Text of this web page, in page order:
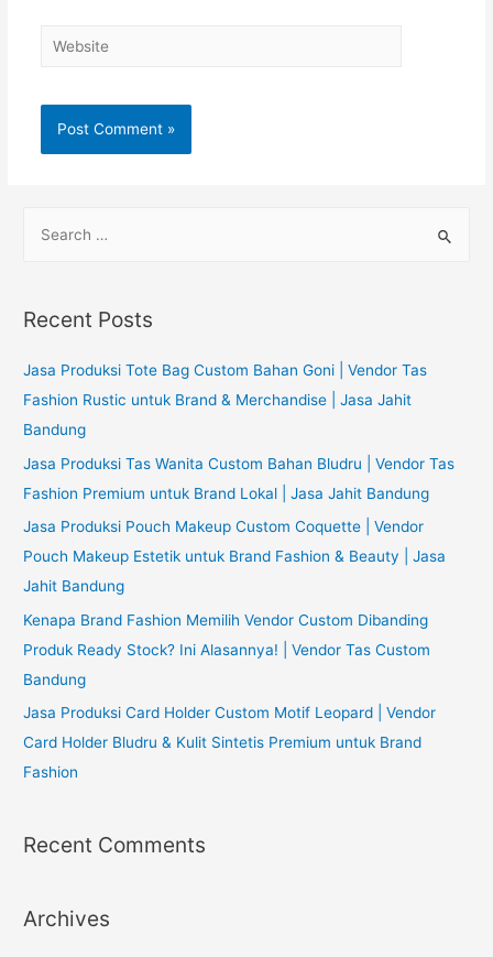
Website
r
h
f
o
:
Recent Posts
Jasa Produksi Tote Bag Custom Bahan Goni | Vendor Tas
Fashion Rustic untuk Brand & Merchandise | Jasa Jahit
Bandung
Jasa Produksi Tas Wanita Custom Bahan Bludru | Vendor Tas
Fashion Premium untuk Brand Lokal | Jasa Jahit Bandung
Jasa Produksi Pouch Makeup Custom Coquette | Vendor
Pouch Makeup Estetik untuk Brand Fashion & Beauty | Jasa
Jahit Bandung
Kenapa Brand Fashion Memilih Vendor Custom Dibanding
Produk Ready Stock? Ini Alasannya! | Vendor Tas Custom
Bandung
Jasa Produksi Card Holder Custom Motif Leopard | Vendor
Card Holder Bludru & Kulit Sintetis Premium untuk Brand
Fashion
Recent Comments
Archives